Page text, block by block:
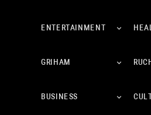
ENTERTAINMENT
GRIHAM
BUSINESS